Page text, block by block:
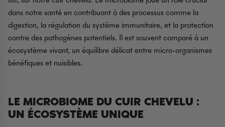
dans notre santé en contribuant à des processus comme la
digestion, la régulation du système immunitaire, et la protection
contre des pathogènes potentiels. Il est souvent comparé à un
écosystème vivant, un équilibre délicat entre micro-organismes
bénéfiques et nuisibles.
LE MICROBIOME DU CUIR CHEVELU :
UN ÉCOSYSTÈME UNIQUE